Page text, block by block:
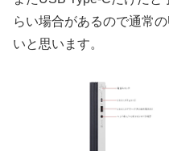
らい場合があるので通常
いと思います。